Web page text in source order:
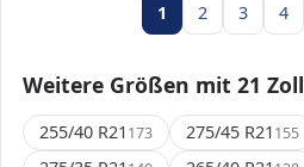
1 2 3 4
Weitere Größen mit 21 Zoll
255/40 R21 173 275/45 R21 155